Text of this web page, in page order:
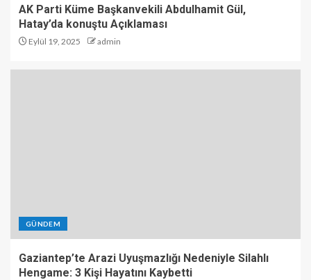
AK Parti Küme Başkanvekili Abdulhamit Gül,
Hatay’da konuştu Açıklaması
Eylül 19, 2025 admin
GÜNDEM
Gaziantep’te Arazi Uyuşmazlığı Nedeniyle Silahlı
Hengame: 3 Kişi Hayatını Kaybetti